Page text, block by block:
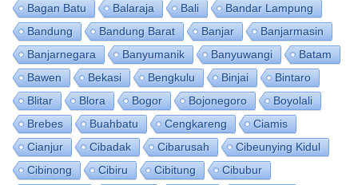
Bagan Batu
Balaraja Bali
Bandar Lampung
Bandung
Bandung Barat Banjar
Banjarmasin
Banjarnegara
Banyumanik Banyuwangi
Batam
Bawen
Bekasi Bengkulu Binjai
Bintaro
Blitar
Blora Bogor Bojonegoro
Boyolali
Brebes
Buahbatu Cengkareng
Ciamis
Cianjur
Cibadak Cibarusah
Cibeunying Kidul
Cibinong
Cibiru Cibitung
Cibubur